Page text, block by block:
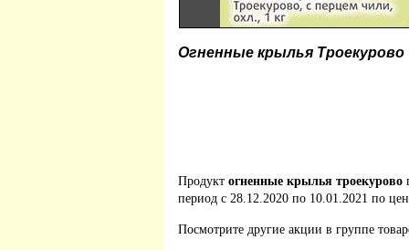
Огненные крылья Троекурово
Продукт огненные крылья троекурово
период с 28.12.2020 по 10.01.2021 по
Посмотрите другие акции в группе